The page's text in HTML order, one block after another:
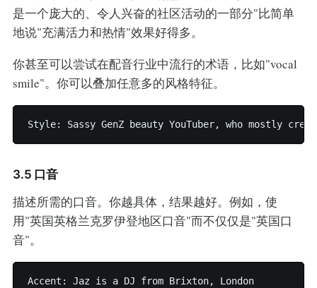
是一个庞大的、令人兴奋的社区活动的一部分"比简单
地说"充满活力和热情"效果好得多。
你甚至可以尝试在配音行业中流行的术语，比如"vocal
smile"。你可以叠加任意多的风格特征。
3.5 口音
描述所需的口音。你越具体，结果越好。例如，使
用"英国英格兰克罗伊登地区口音"而不仅仅是"英国口
音"。
Accent: Jaz is a DJ from Brixton, London